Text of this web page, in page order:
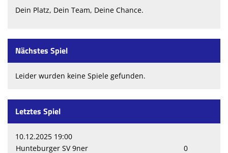
Dein Platz, Dein Team, Deine Chance.
Nächstes Spiel
Leider wurden keine Spiele gefunden.
Letztes Spiel
10.12.2025 19:00
Hunteburger SV 9ner
0